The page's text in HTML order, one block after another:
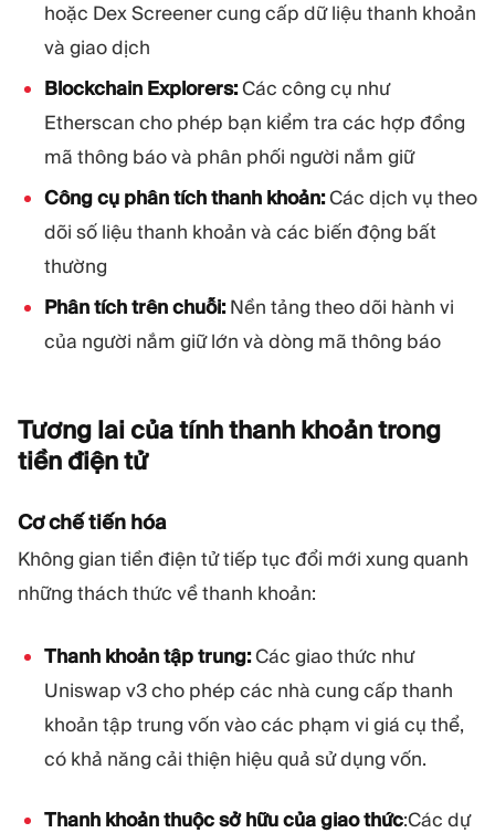
hoặc Dex Screener cung cấp dữ liệu thanh khoản
và giao dịch
Blockchain Explorers:Các công cụ như
Etherscan cho phép bạn kiểm tra các hợp đồng
mã thông báo và phân phối người nắm giữ
Công cụ phân tích thanh khoản:Các dịch vụ theo
dõi số liệu thanh khoản và các biến động bất
thường
Phân tích trên chuỗi:Nền tảng theo dõi hành vi
của người nắm giữ lớn và dòng mã thông báo
Tương lai của tính thanh khoản trong
tiền điệntử
Cơ chế tiến hóa
Không gian tiền điện tử tiếp tục đổi mới xung quanh
những thách thức về thanh khoản:
Thanh khoản tập trung:Các giao thức như
Uniswap v3 cho phép các nhà cung cấp thanh
khoản tập trung vốn vào các phạm vi giá cụ thể,
có khả năng cải thiện hiệu quả sử dụng vốn.
Thanh khoản thuộc sở hữu của giao thức:Các dự